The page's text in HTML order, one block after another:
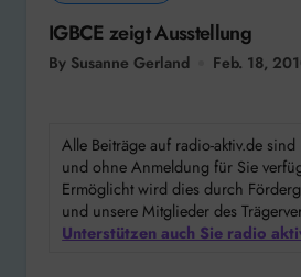
IGBCE zeigt Ausstellung
By Susanne Gerland Feb. 18,
Alle Beiträge auf radio-aktiv.de
und ohne Anmeldung für Sie
Ermöglicht wird dies durch
und unsere Mitglieder des
Unterstützen auch Sie radio